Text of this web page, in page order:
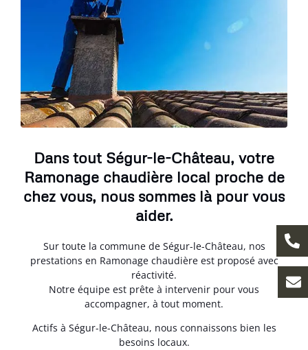
Dans tout Ségur-le-Château, votre
Ramonage chaudière local proche de
chez vous, nous sommes là pour vous
aider.
Sur toute la commune de Ségur-le-Château, nos
prestations en Ramonage chaudière est proposé avec
réactivité.
Notre équipe est prête à intervenir pour vous
accompagner, à tout moment.
Actifs à Ségur-le-Château, nous connaissons bien les
besoins locaux.